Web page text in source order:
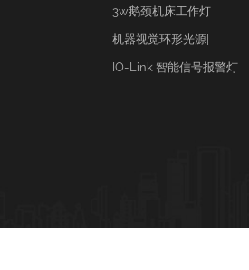
3w鹅颈机床工作灯
机器视觉环形光源|
IO-Link 智能信号报警灯